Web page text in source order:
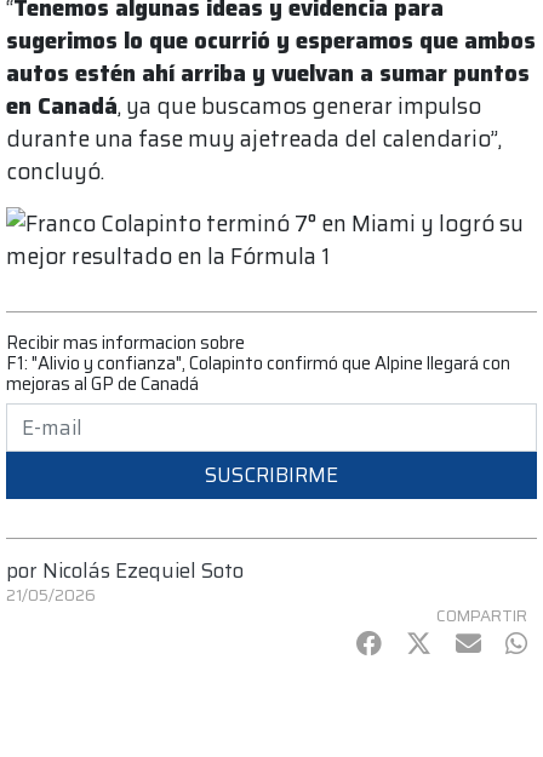
“Tenemos algunas ideas y evidencia para
sugerimos lo que ocurrió y esperamos que ambos
autos estén ahí arriba y vuelvan a sumar puntos
en Canadá, ya que buscamos generar impulso
durante una fase muy ajetreada del calendario”,
concluyó.
Recibir mas informacion sobre
F1: "Alivio y confianza", Colapinto confirmó que Alpine llegará con
mejoras al GP de Canadá
SUSCRIBIRME
por Nicolás Ezequiel Soto
21/05/2026
COMPARTIR
Facebook
Twitter
mail